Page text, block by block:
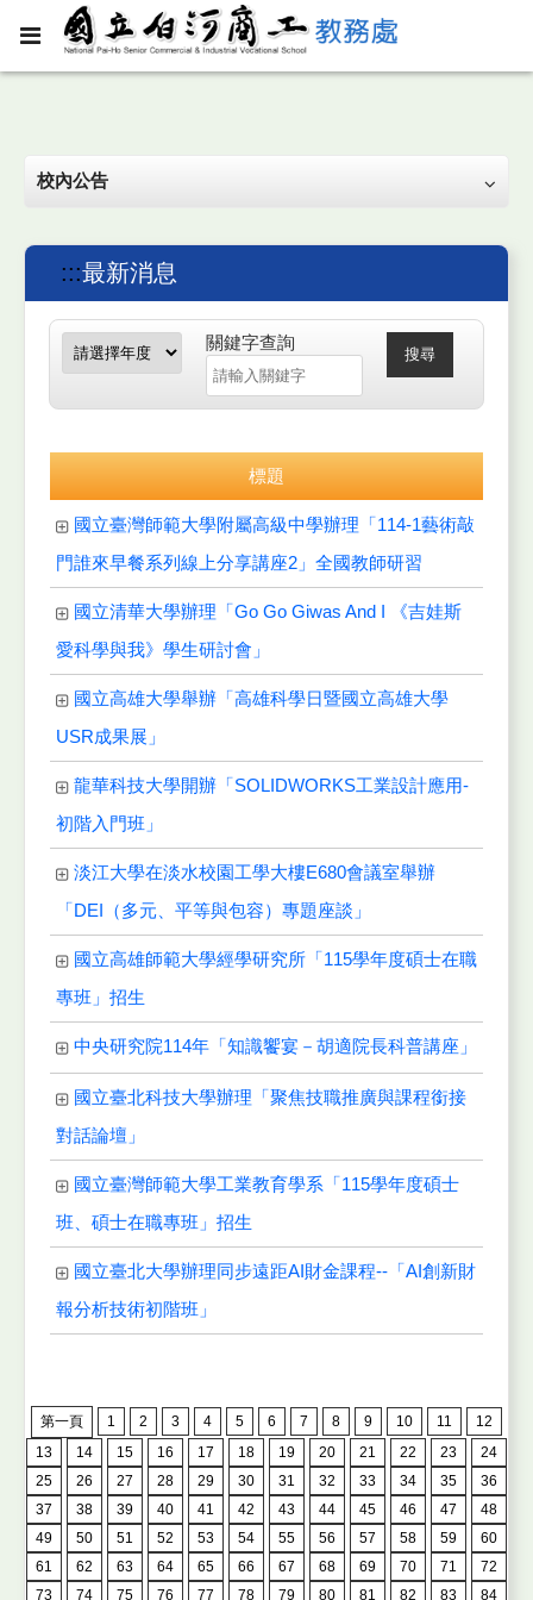
校內公告
:::最新消息
關鍵字查詢
搜尋
標題
國立臺灣師範大學附屬高級中學辦理「114-1藝術敲
門誰來早餐系列線上分享講座2」全國教師研習
國立清華大學辦理「Go Go Giwas And I 《吉娃斯
愛科學與我》學生研討會」
國立高雄大學舉辦「高雄科學日暨國立高雄大學
USR成果展」
龍華科技大學開辦「SOLIDWORKS工業設計應用-
初階入門班」
淡江大學在淡水校園工學大樓E680會議室舉辦
「DEI（多元、平等與包容）專題座談」
國立高雄師範大學經學研究所「115學年度碩士在職
專班」招生
中央研究院114年「知識饗宴－胡適院長科普講座」
國立臺北科技大學辦理「聚焦技職推廣與課程銜接
對話論壇」
國立臺灣師範大學工業教育學系「115學年度碩士
班、碩士在職專班」招生
國立臺北大學辦理同步遠距AI財金課程--「AI創新財
報分析技術初階班」
第一頁 1 2 3 4 5 6 7 8 9 10 11
12
13
14 15 16 17 18 19 20 21 22 23
24
25
26 27 28 29 30 31 32 33 34 35
36
37
38 39 40 41 42 43 44 45 46 47
48
49
50 51 52 53 54 55 56 57 58 59
60
61
62 63 64 65 66 67 68 69 70 71
72
73
74 75 76 77 78 79 80 81 82 83 84